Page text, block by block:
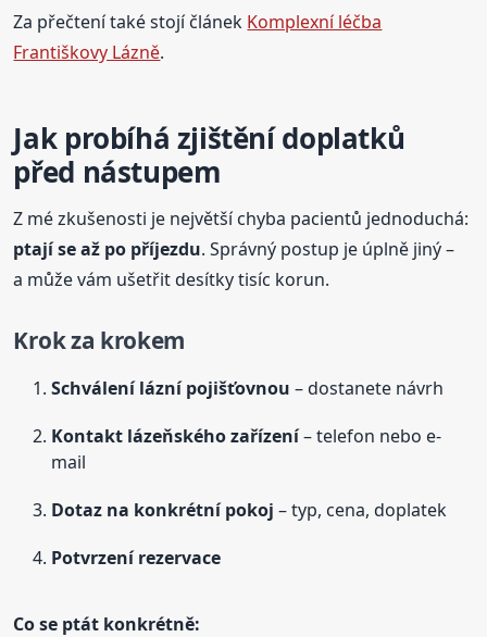
Za přečtení také stojí článek Komplexní léčba
Františkovy Lázně.
Jak probíhá zjištění doplatků
před nástupem
Z mé zkušenosti je největší chyba pacientů jednoduchá:
ptají se až po příjezdu. Správný postup je úplně jiný –
a může vám ušetřit desítky tisíc korun.
Krok za krokem
Schválení lázní pojišťovnou – dostanete návrh
Kontakt lázeňského zařízení– telefon nebo e-
mail
Dotaz na konkrétní pokoj – typ, cena, doplatek
Potvrzení rezervace
Co se ptát konkrétně: